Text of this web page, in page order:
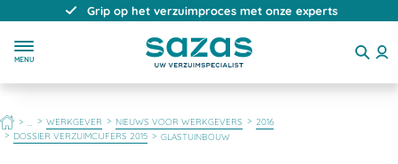
Grip op het verzuimproces met onze experts
MENU
HOME WERKGEVER NIEUWS VOOR WERKGEVERS
2016
DOSSIER VERZUIMCIJFERS 2015
GLASTUINBOUW